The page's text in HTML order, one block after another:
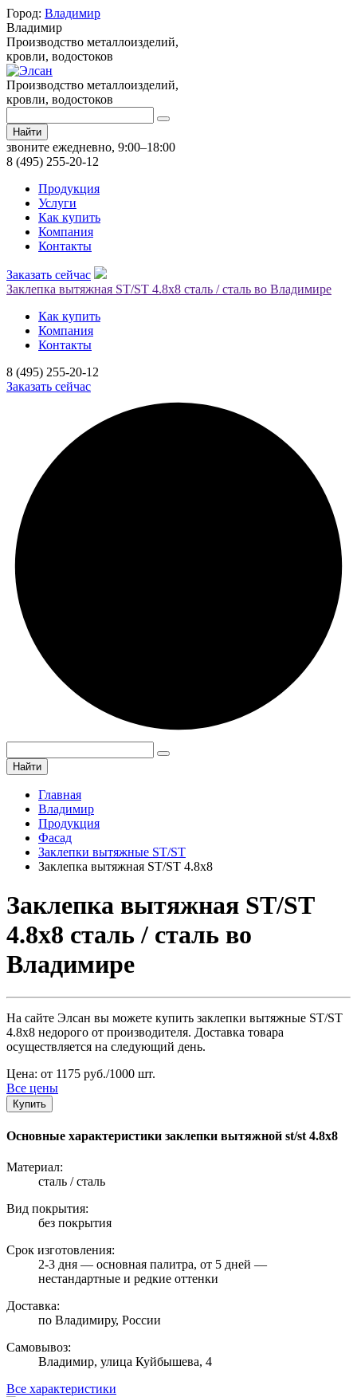
Город: Владимир
Владимир
Производство металлоизделий,
кровли, водостоков
Производство металлоизделий,
кровли, водостоков
Найти
звоните ежедневно, 9:00–18:00
8 (495) 255-20-12
Продукция
Услуги
Как купить
Компания
Контакты
Заказать сейчас
Заклепка вытяжная ST/ST 4.8х8 сталь / сталь во Владимире
Как купить
Компания
Контакты
8 (495) 255-20-12
Заказать сейчас
Найти
Главная
Владимир
Продукция
Фасад
Заклепки вытяжные ST/ST
Заклепка вытяжная ST/ST 4.8х8
Заклепка вытяжная ST/ST
4.8х8 сталь / сталь во
Владимире
На сайте Элсан вы можете купить заклепки вытяжные ST/ST
4.8х8 недорого от производителя. Доставка товара
осуществляется на следующий день.
Цена: от 1175 руб./1000 шт.
Все цены
Купить
Основные характеристики заклепки вытяжной st/st 4.8х8
Материал:
сталь / сталь
Вид покрытия:
без покрытия
Срок изготовления:
2-3 дня — основная палитра, от 5 дней —
нестандартные и редкие оттенки
Доставка:
по Владимиру, России
Самовывоз:
Владимир, улица Куйбышева, 4
Все характеристики